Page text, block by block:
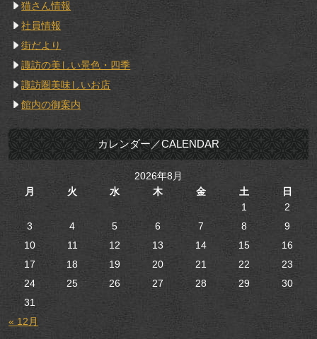
猫さん情報
社員情報
街だより
諏訪の美しい景色・四季
諏訪圏美味しいお店
館内の御案内
カレンダー／CALENDAR
2026年8月
月
火 水 木 金 土
日
1
2
3
4 5 6 7 8
9
10
11 12 13 14 15
16
17
18 19 20 21 22
23
24
25 26 27 28 29
30
31
« 12月